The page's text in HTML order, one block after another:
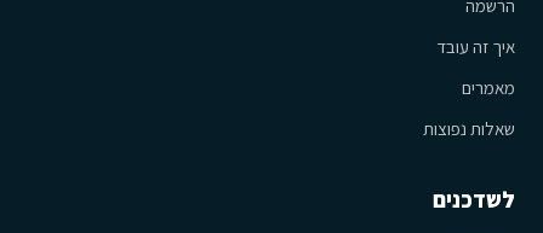
הרשמה
איך זה עובד
מאמרים
שאלות נפוצות
לשדכנים